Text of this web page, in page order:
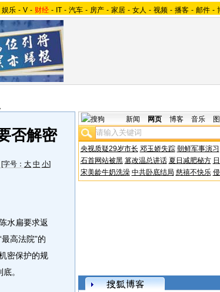
娱乐 - V - 财经 - IT - 汽车 - 房产 - 家居 - 女人 - 视频 - 播客 - 邮件 -
否解密
字号： 大 中 小]
水扁要求返
高法院”的
密保护的规
。
新闻 网页 博客 音乐
央视质疑29岁市长 邓玉娇失踪 朝鲜军事演习
石首网站被黑 篡改温总讲话 夏日减肥秘方
宋美龄牛奶洗澡 中共卧底结局 慈禧不快乐